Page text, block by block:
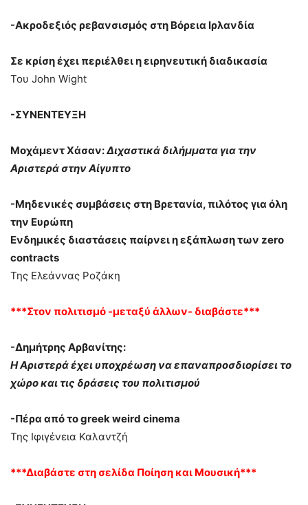
-Ακροδεξιός ρεβανσισμός στη Βόρεια Ιρλανδία
Σε κρίση έχει περιέλθει η ειρηνευτική διαδικασία
Του John Wight
-ΣΥΝΕΝΤΕΥΞΗ
Μοχάμεντ Χάσαν:Διχαστικά διλήμματα για την
Αριστερά στην Αίγυπτο
-Μηδενικές συμβάσεις στη Βρετανία, πιλότος για όλη
την Ευρώπη
Ενδημικές διαστάσεις παίρνει η εξάπλωση των zero
contracts
Της Ελεάννας Ροζάκη
***Στον πολιτισμό -μεταξύ άλλων- διαβάστε***
-Δημήτρης Αρβανίτης:
Η Αριστερά έχει υποχρέωση να επαναπροσδιορίσει το
χώρο και τις δράσεις του πολιτισμού
-Πέρα από το greek weird cinema
Της Ιφιγένεια Καλαντζή
***Διαβάστε στη σελίδα Ποίηση και Μουσική***